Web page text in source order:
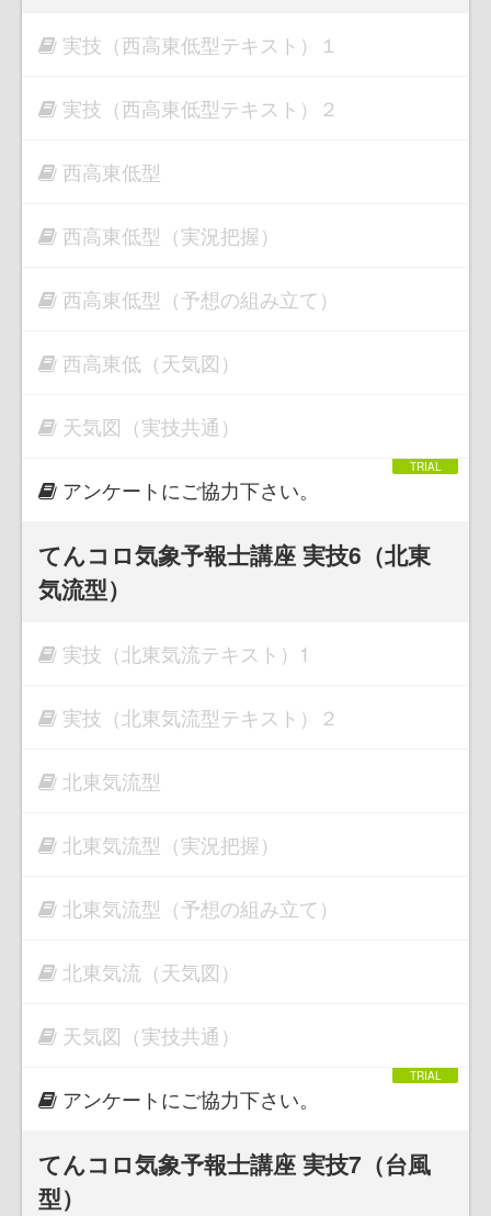
実技（西高東低型テキスト）１
実技（西高東低型テキスト）２
西高東低型
西高東低型（実況把握）
西高東低型（予想の組み立て）
西高東低（天気図）
天気図（実技共通）
アンケートにご協力下さい。
てんコロ気象予報士講座 実技6（北東
気流型）
実技（北東気流テキスト）1
実技（北東気流型テキスト）２
北東気流型
北東気流型（実況把握）
北東気流型（予想の組み立て）
北東気流（天気図）
天気図（実技共通）
アンケートにご協力下さい。
てんコロ気象予報士講座 実技7（台風
型）